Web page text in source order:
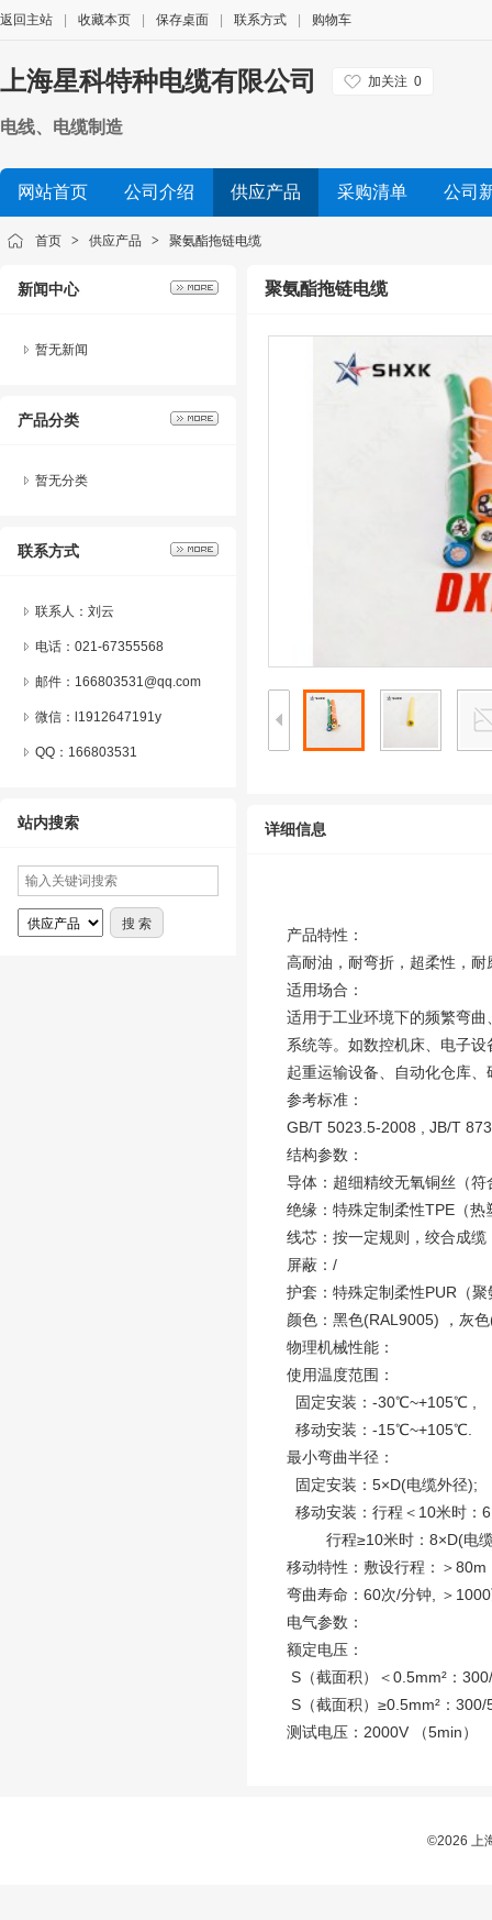
返回主站 收藏本页 保存桌面 联系方式 购物车
上海星科特种电缆有限公司 加关注 0
电线、电缆制造
网站首页 公司介绍 供应产品 采购清单 公司
首页 > 供应产品 > 聚氨酯拖链电缆
新闻中心
暂无新闻
产品分类
暂无分类
联系方式
联系人：刘云
电话：021-67355568
邮件：166803531@qq.com
微信： l1912647191y
QQ： 166803531
站内搜索
聚氨酯拖链电缆
详细信息
产品特性：
高耐油，耐弯折，超柔性，
适用场合：
适用于工业环境下的频繁弯
系统等。如数控机床、电子
起重运输设备、自动化仓库
参考标准：
GB/T 5023.5-2008 , JB/T
结构参数：
导体：超细精绞无氧铜丝（
绝缘：特殊定制柔性TPE（热
线芯：按一定规则，绞合成缆
屏蔽：/
护套：特殊定制柔性PUR（
颜色：黑色(RAL9005) ，灰
物理机械性能：
使用温度范围：
固定安装：-30℃~+105℃ ,
移动安装：-15℃~+105℃.
最小弯曲半径：
固定安装：5×D(电缆外径);
移动安装：行程＜10米时：
行程≥10米时：8×D(电
移动特性：敷设行程：＞
弯曲寿命：60次/分钟, ＞
电气参数：
额定电压：
S（截面积）＜0.5mm²：
S（截面积）≥0.5mm²：300/
测试电压：2000V （5min）
©2026 上